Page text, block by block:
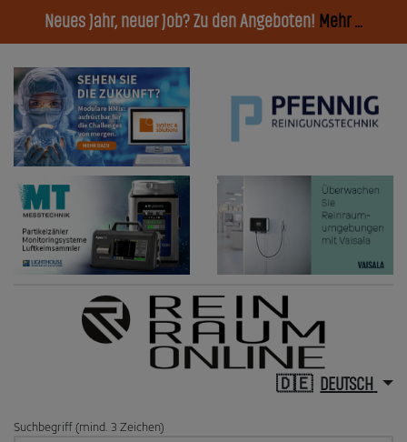
Neues Jahr, neuer Job? Zu den Angeboten! Mehr ...
DEUTSCH
Suchbegriff (mind. 3 Zeichen)